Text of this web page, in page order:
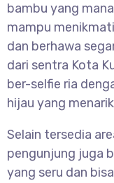
bambu yang
mampu
dan berhawa
dari sentra Kota
ber-selfie ria
hijau yang
Selain tersedia
pengunjung juga
yang seru dan